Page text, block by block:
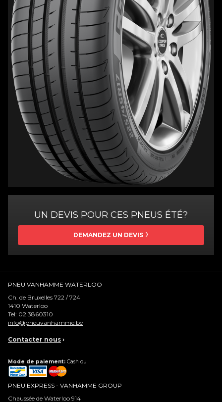
UN DEVIS POUR CES PNEUS ÉTÉ?
DEMANDEZ UN DEVIS
PNEU VANHAMME WATERLOO
Ch. de Bruxelles 722 / 724
1410 Waterloo
Tel: 02 3860310
info@pneuvanhamme.be
Contacter nous ›
Mode de paiement: Cash ou
PNEU EXPRESS - VANHAMME GROUP
Chaussée de Waterloo 914